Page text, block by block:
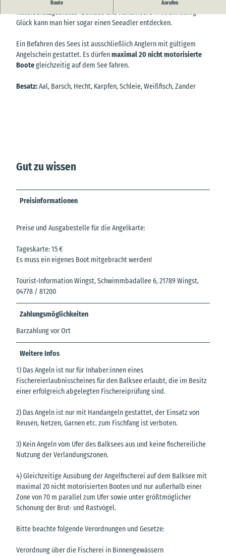
Route Anrufen
Der natürlich gewachsene Moorsee ist Kerngebiet des
Naturschutzgebietes "Balksee und Randmoore". Mit ein wenig
Glück kann man hier sogar einen Seeadler entdecken.
Ein Befahren des Sees ist ausschließlich Anglern mit gültigem
Angelschein gestattet. Es dürfenmaximal 20 nicht motorisierte
Bootegleichzeitig auf dem See fahren.
Besatz:Aal, Barsch, Hecht, Karpfen, Schleie, Weißfisch, Zander
Gut zu wissen
Preisinformationen
Preise und Ausgabestelle für die Angelkarte:
Tageskarte: 15 €
Es muss ein eigenes Boot mitgebracht werden!
Tourist-Information Wingst, Schwimmbadallee 6, 21789 Wingst,
04778 / 81200
Zahlungsmöglichkeiten
Barzahlung vor Ort
Weitere Infos
1) Das Angeln ist nur für Inhaber:innen eines
Fischereierlaubnisscheines für den Balksee erlaubt, die im Besitz
einer erfolgreich abgelegten Fischereiprüfung sind.
2) Das Angeln ist nur mit Handangeln gestattet, der Einsatz von
Reusen, Netzen, Garnen etc. zum Fischfang ist verboten.
3) Kein Angeln vom Ufer des Balksees aus und keine fischereiliche
Nutzung der Verlandungszonen.
4) Gleichzeitige Ausübung der Angelfischerei auf dem Balksee mit
maximal 20 nicht motorisierten Booten und nur außerhalb einer
Zone von 70 m parallel zum Ufer sowie unter größtmöglicher
Schonung der Brut- und Rastvögel.
Bitte beachte folgende Verordnungen und Gesetze:
Verordnung über die Fischerei in Binnengewässern